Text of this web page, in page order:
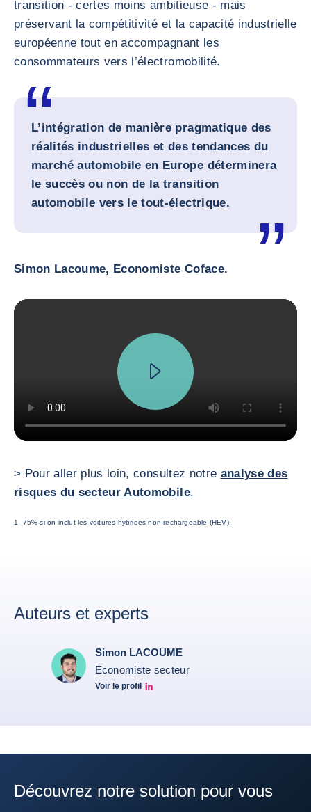
transition - certes moins ambitieuse - mais
préservant la compétitivité et la capacité industrielle
européenne tout en accompagnant les
consommateurs vers l’électromobilité.
L’intégration de manière pragmatique des
réalités industrielles et des tendances du
marché automobile en Europe déterminera
le succès ou non de la transition
automobile vers le tout-électrique.
Simon Lacoume, Economiste Coface.
> Pour aller plus loin, consultez notre analyse des
risques du secteur Automobile.
1- 75% si on inclut les voitures hybrides non-rechargeable (HEV).
Auteurs et experts
Simon LACOUME
Economiste secteur
Voir le profil
Simon Lacoume linkedin
Découvrez notre solution pour vous